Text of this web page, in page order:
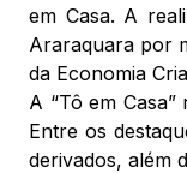
em Casa. A
Araraquara por
da Economia
A “Tô em
Entre os
derivados, além